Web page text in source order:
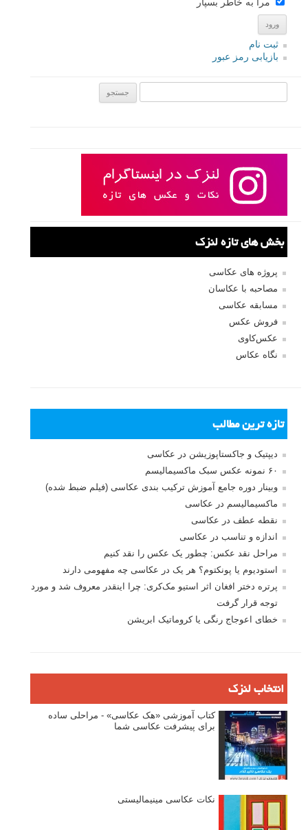
ثبت نام
بازیابی رمز عبور
بخش های تازه لنزک
پروژه های عکاسی
مصاحبه با عکاسان
مسابقه عکاسی
فروش عکس
عکس‌کاوی
نگاه عکاس
تازه ترین مطالب
دیپتیک و جاکستا‌پوزیشن در عکاسی
۶۰ نمونه عکس سبک ماکسیمالیسم
وبینار دوره جامع آموزش ترکیب بندی عکاسی (فیلم ضبط شده)
ماکسیمالیسم در عکاسی
نقطه عطف در عکاسی
اندازه و تناسب در عکاسی
مراحل نقد عکس: چطور یک عکس را نقد کنیم
استودیوم یا پونکتوم؟ هر یک در عکاسی چه مفهومی دارند
پرتره دختر افغان اثر استیو مک‌کری: چرا اینقدر معروف شد و مورد
توجه قرار گرفت
خطای اعوجاج رنگی یا کروماتیک ابریشن
انتخاب لنزک
کتاب آموزشی «هک عکاسی» - مراحلی ساده
برای پیشرفت عکاسی شما
نکات عکاسی مینیمالیستی